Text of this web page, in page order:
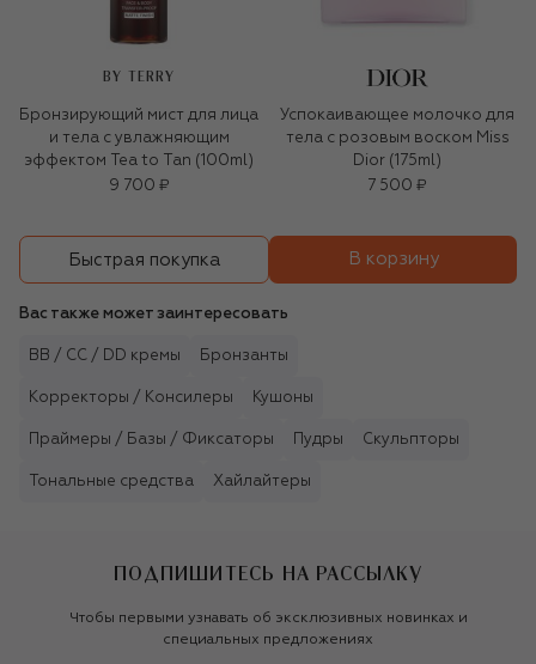
BY TERRY
Бронзирующий мист для лица
и тела с увлажняющим
эффектом Tea to Tan (100ml)
9 700 ₽
Успокаивающее молочко для
тела с розовым воском Miss
Dior (175ml)
7 500 ₽
Быстрая покупка В корзину
Вас также может заинтересовать
BB / CC / DD кремы Бронзанты
Корректоры / Консилеры Кушоны
Праймеры / Базы / Фиксаторы Пудры Скульпторы
Тональные средства Хайлайтеры
ПОДПИШИТЕСЬ НА РАССЫЛКУ
Чтобы первыми узнавать об эксклюзивных новинках и
специальных предложениях